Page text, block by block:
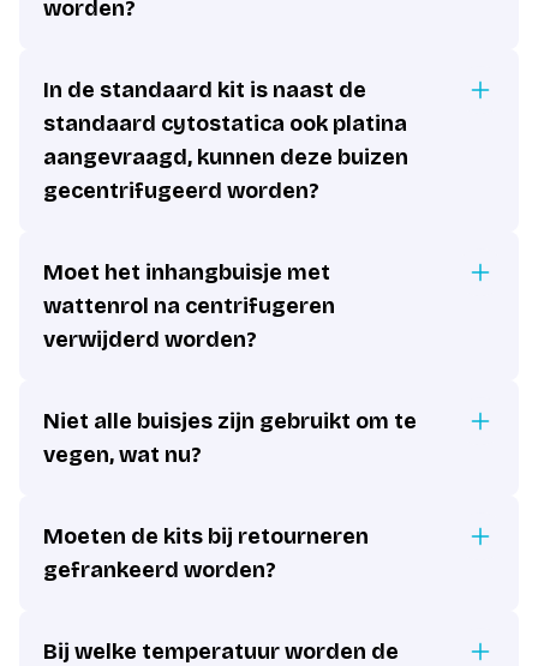
worden?
In de standaard kit is naast de
standaard cytostatica ook platina
aangevraagd, kunnen deze buizen
gecentrifugeerd worden?
Moet het inhangbuisje met
wattenrol na centrifugeren
verwijderd worden?
Niet alle buisjes zijn gebruikt om te
vegen, wat nu?
Moeten de kits bij retourneren
gefrankeerd worden?
Bij welke temperatuur worden de